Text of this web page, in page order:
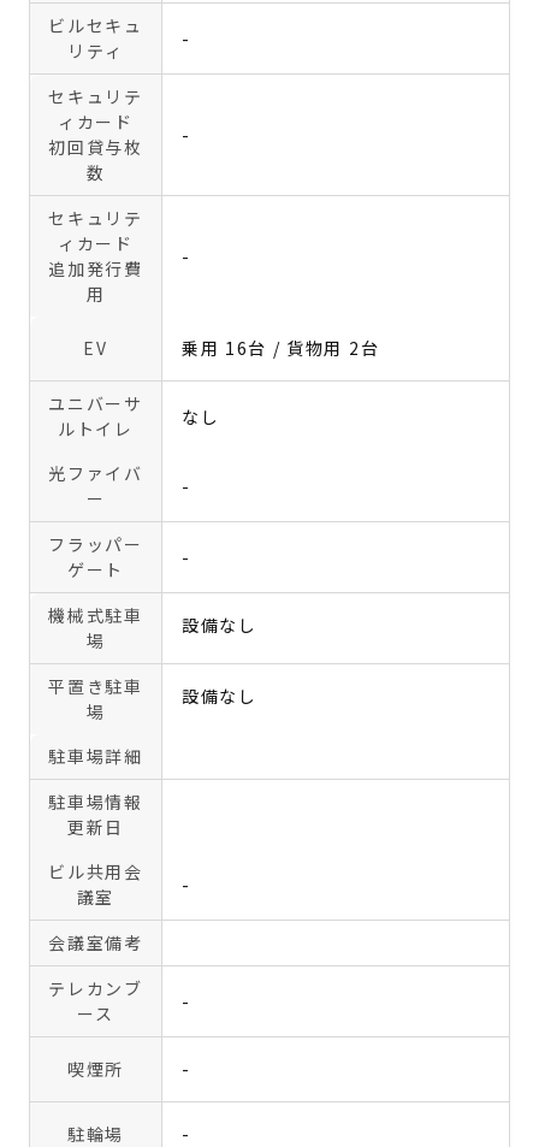
ビルセキュ
リティ
-
セキュリテ
ィカード
初回貸与枚
数
-
セキュリテ
ィカード
追加発行費
用
-
EV 乗用 16台 / 貨物用 2台
ユニバーサ
ルトイレ
なし
光ファイバ
ー
-
フラッパー
ゲート
-
機械式駐車
場
設備なし
平置き駐車
場
設備なし
駐車場詳細
駐車場情報
更新日
ビル共用会
議室
-
会議室備考
テレカンブ
ース
-
喫煙所 -
駐輪場 -